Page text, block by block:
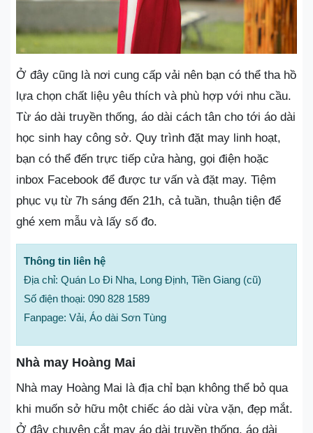
Ở đây cũng là nơi cung cấp vải nên bạn có thể tha hồ
lựa chọn chất liệu yêu thích và phù hợp với nhu cầu.
Từ áo dài truyền thống, áo dài cách tân cho tới áo dài
học sinh hay công sở. Quy trình đặt may linh hoạt,
bạn có thể đến trực tiếp cửa hàng, gọi điện hoặc
inbox Facebook để được tư vấn và đặt may. Tiệm
phục vụ từ 7h sáng đến 21h, cả tuần, thuận tiện để
ghé xem mẫu và lấy số đo.
Thông tin liên hệ
Địa chỉ: Quán Lo Đi Nha, Long Định, Tiền Giang (cũ)
Số điện thoại: 090 828 1589
Fanpage: Vải, Áo dài Sơn Tùng
Nhà may Hoàng Mai
Nhà may Hoàng Mai là địa chỉ bạn không thể bỏ qua
khi muốn sở hữu một chiếc áo dài vừa vặn, đẹp mắt.
Ở đây chuyên cắt may áo dài truyền thống, áo dài